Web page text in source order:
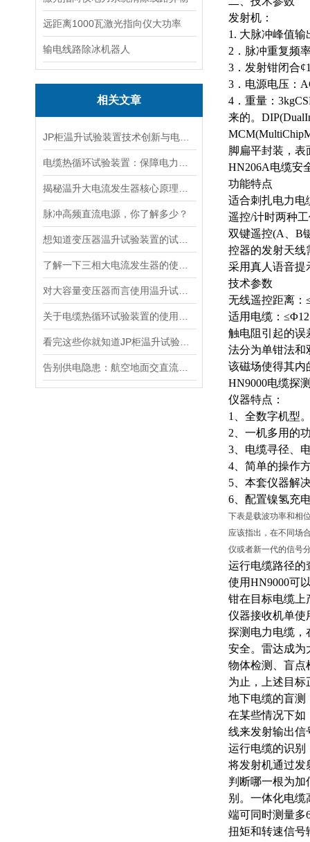
远距离1000瓦激光指向仪大功率
输电线路除冰机器人
相关文章
脉冲高频直流电源，你了解多少？
发射机：
1. 大脉冲峰值输
2．脉冲重复频
3．发射钳闭合
3．电源电压：
4．重量：
来的。
脚扁平封装，表
HN206A电缆安
功能特点
适合刺扎电力电
遥控/计时两种
双键遥控(A、B
控器的发射天线
采用真人语音提
技术参数
无线遥控距离：
适用电缆：
触电阻引起的误
法分为单钳法和
该磁场使得其内
HN9000电缆探
仪器特点：
1、全数字机型
2、一机多用的
3、电缆寻径、
4、简单的操作
5、本套仪器解
6、配置镍氢充
下表是载波功率和相
应该指出，在不同场
仪或者新一代的信号
运行电缆路径的
使用HN9000可
钳在目标电缆上
仪器接收机单使
探测电力电缆，
安全。雷达成为
物体检测、盲点
为止，上述目
地下电缆的盲测
在某些情况下如
线来发射输出信
运行电缆的识别
将发射机通过发
判断哪一根为
别。一体化电缆
端可同时测量多
扭矩和转速信号